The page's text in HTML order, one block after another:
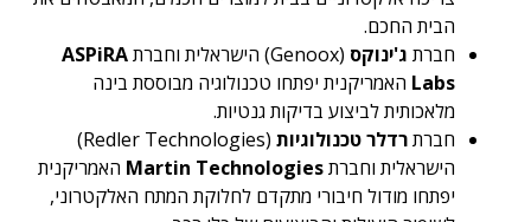
הבית החכם.
חברת ג'ינוקס (Genoox) הישראלית וחברת
ASPiRA
Labs האמריקנית יפתחו טכנולוגיה מבוססת בינה
מלאכותית לביצוע בדיקות גנטיות.
חברתרדלר טכנולוגיות
(Redler Technologies)
הישראלית וחברתMartin Technologies האמריקנית
יפתחו מודול חיבורי מתקדם לחלוקת המתח האלקטרוני,